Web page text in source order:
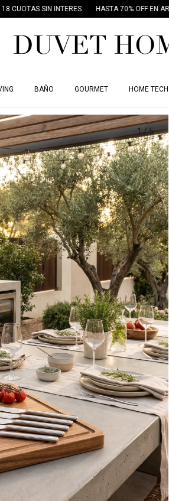
SIN INTERES HASTA 70% OFF EN ARCHIVO
BAÑO GOURMET HOME TECH
1/5